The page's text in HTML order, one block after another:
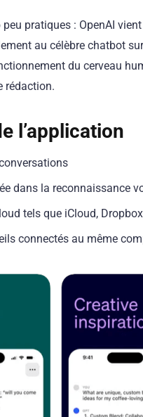
pratiques : OpenAI
au célèbre chatbot
du cerveau
rédaction.
l’application
dans la reconnaissance
tels que iCloud,
connectés au même